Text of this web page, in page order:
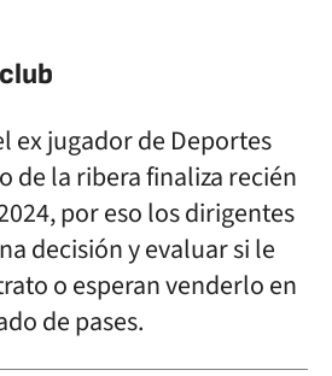
ex jugador de Deportes
de la ribera finaliza recién
por eso los dirigentes
decisión y evaluar si le
o esperan venderlo en
de pases.